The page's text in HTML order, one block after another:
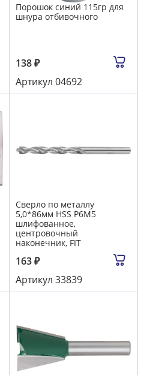
Порошок синий 115гр для
шнура отбивочного
138₽
Артикул 04692
Сверло по металлу
5,0*86мм HSS Р6М5
шлифованное,
центровочный
наконечник, FIT
163₽
Артикул 33839